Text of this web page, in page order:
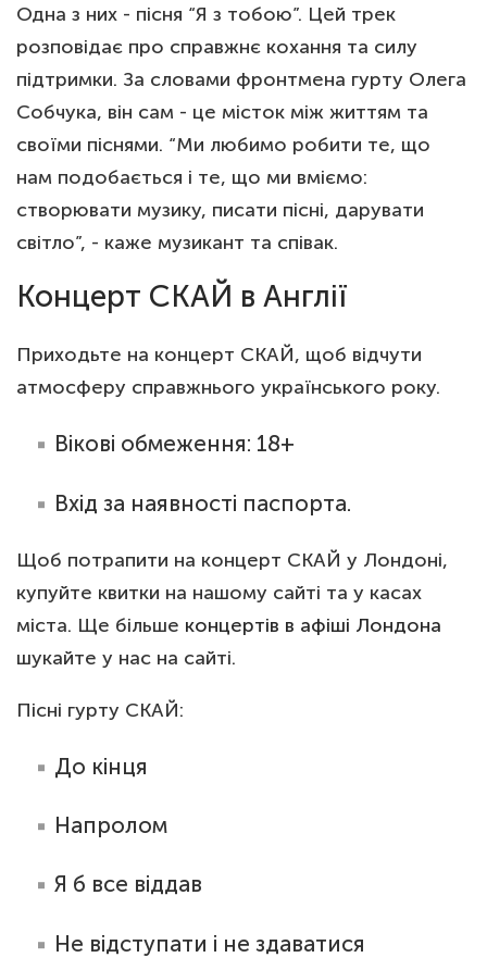
Одна з них - пісня “Я з тобою”. Цей трек
розповідає про справжнє кохання та силу
підтримки. За словами фронтмена гурту Олега
Собчука, він сам - це місток між життям та
своїми піснями. “Ми любимо робити те, що
нам подобається і те, що ми вміємо:
створювати музику, писати пісні, дарувати
світло”, - каже музикант та співак.
Концерт СКАЙ в Англії
Приходьте на концерт СКАЙ, щоб відчути
атмосферу справжнього українського року.
Вікові обмеження: 18+
Вхід за наявності паспорта.
Щоб потрапити на концерт СКАЙ у Лондоні,
купуйте квитки на нашому сайті та у касах
міста. Ще більше концертів в афіші Лондона
шукайте у нас на сайті.
Пісні гурту СКАЙ:
До кінця
Напролом
Я б все віддав
Не відступати і не здаватися